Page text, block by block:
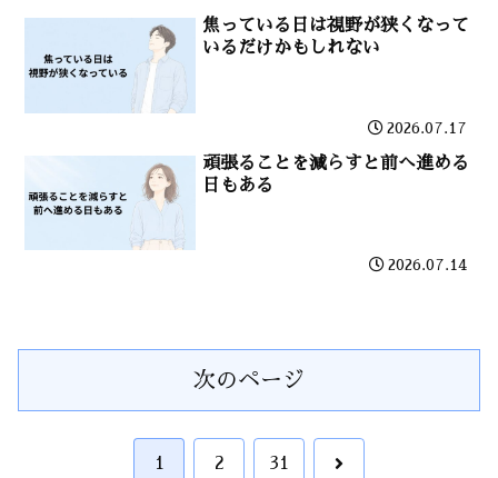
焦っている日は視野が狭くなって
いるだけかもしれない
2026.07.17
頑張ることを減らすと前へ進める
日もある
2026.07.14
次のページ
1 2 31 次